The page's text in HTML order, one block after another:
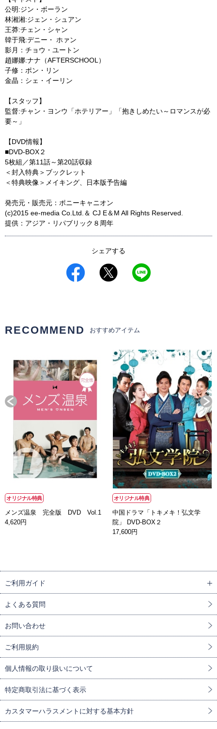
公明:ジン・ボーラン
林湘湘:ジェン・シュアン
王莽:チェン・シャン
韓于飛:デニー・ ホァン
影月：チョウ・ユートン
趙娜娜:ナナ（AFTERSCHOOL）
子修：ポン・リン
金晶：シェ・イーリン
【スタッフ】
監督:チャン・ヨンウ「ホテリアー」「抱きしめたい～ロマンスが必
要～」
【DVD情報】
■DVD-BOX２
5枚組／第11話～第20話収録
＜封入特典＞ブックレット
＜特典映像＞メイキング、日本版予告編
発売元・販売元：ポニーキャニオン
(c)2015 ee-media Co.Ltd.＆ CJ E＆M All Rights Reserved.
提供：アジア・リパブリック８周年
シェアする
RECOMMEND おすすめアイテム
オリジナル特典
メンズ温泉 完全版 DVD Vol.1
4,620円
オリジナル特典
中国ドラマ「トキメキ！弘文学
院」 DVD-BOX２
17,600円
ご利用ガイド
よくある質問
お問い合わせ
ご利用規約
個人情報の取り扱いについて
特定商取引法に基づく表示
カスタマーハラスメントに対する基本方針